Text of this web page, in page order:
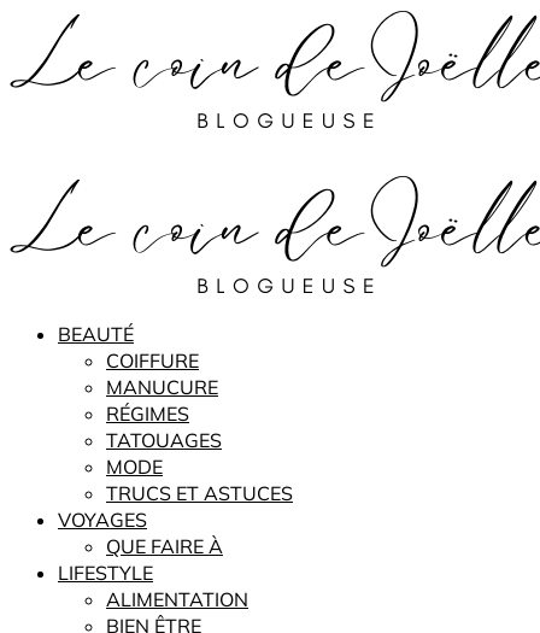
BEAUTÉ
COIFFURE
MANUCURE
RÉGIMES
TATOUAGES
MODE
TRUCS ET ASTUCES
VOYAGES
QUE FAIRE À
LIFESTYLE
ALIMENTATION
BIEN ÊTRE